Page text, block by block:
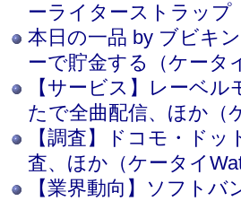
ーライターストラップ
本日の一品 by ブビキ
ーで貯金する（ケータ
【サービス】レーベ
たで全曲配信、ほか（
【調査】ドコモ・ド
査、ほか（ケータイ
【業界動向】ソフト